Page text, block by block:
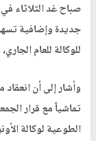
صباح غد الثلاثاء
جديدة وإضافية
للوكالة للعام الجاري،
وأشار إلى أن
الطوعية لوكالة